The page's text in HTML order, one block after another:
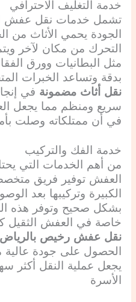
خدمة التغليف الاحترافي
تشمل خدمات نقل عفش
الجودة يحمي الأثاث من
التحرك من مكان لآخر
مثل البطانيات وورق
بدقة وتساعد الخبرات
نقل أثاث مضمونة في
سريع ومنظم مما يجعل
في أن ممتلكاته وصلت
خدمة الفك والتركيب
من أهم الخدمات التي
العفش توفير فريق
الكبيرة وتركيبها بعد
بشكل صحيح وتوفر هذه
خاصة في العفش الثقيل
نقل عفش رخيص بالرياض
الحصول على جودة عالية
يجعل عملية النقل أكثر
الأسرة